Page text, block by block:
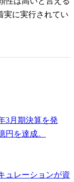
実に実行されてい
3月期決算を発
円を達成。
ュレーションが資